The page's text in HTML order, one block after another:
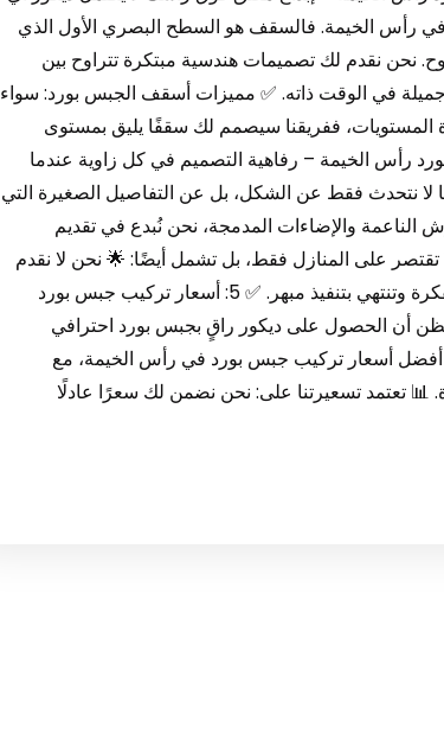
رأس الخيمة. فالسقف هو السطح البصري الأول الذي
نحن نقدم لك تصميمات هندسية مبتكرة تتراوح بين
في الوقت ذاته. ✅ مميزات أسقف الجبس بورد: سواء
المستويات، ففريقنا سيصمم لك سقفًا يليق بمستوى
✅ 4: ديكورات جبس بورد رأس الخيمة – رفاهية التصميم في كل زاوية عندما
نتحدث فقط عن الشكل، بل عن التفاصيل الصغيرة التي
الناعمة والإضاءات المدمجة، نحن نُبدع في تقديم
على المنازل فقط، بل تشمل أيضًا: 🌟 نحن لا نقدم
مجرد ديكورات، بل تجربة تصميم متكاملة، تبدأ من الفكرة وتنتهي بتنفيذ مبهر. ✅ 5: أسعار تركيب جبس بورد
تظن أن الحصول على ديكور راقٍ بجبس بورد احترافي
أسعار تركيب جبس بورد في رأس الخيمة، مع
📊 تعتمد تسعيرتنا على: نحن نضمن لك سعرًا عادلًا